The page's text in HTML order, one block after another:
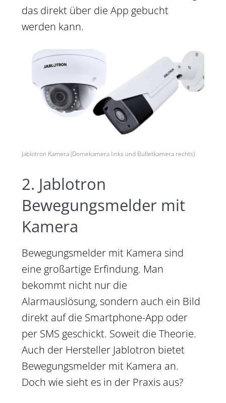
das direkt über die App gebucht
werden kann.
Jablotron Kamera (Domekamera links und Bulletkamera rechts)
2. Jablotron
Bewegungsmelder mit
Kamera
Bewegungsmelder mit Kamera sind
eine großartige Erfindung. Man
bekommt nicht nur die
Alarmauslösung, sondern auch ein Bild
direkt auf die Smartphone-App oder
per SMS geschickt. Soweit die Theorie.
Auch der Hersteller Jablotron bietet
Bewegungsmelder mit Kamera an.
Doch wie sieht es in der Praxis aus?